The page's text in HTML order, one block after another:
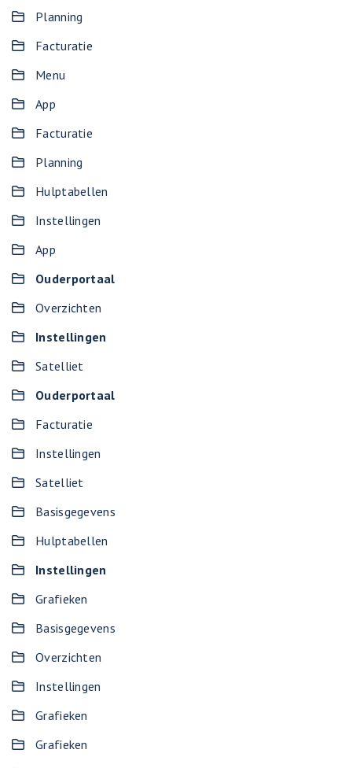
Planning
Facturatie
Menu
App
Facturatie
Planning
Hulptabellen
Instellingen
App
Ouderportaal
Overzichten
Instellingen
Satelliet
Ouderportaal
Facturatie
Instellingen
Satelliet
Basisgegevens
Hulptabellen
Instellingen
Grafieken
Basisgegevens
Overzichten
Instellingen
Grafieken
Grafieken